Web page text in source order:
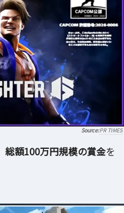
PR TIMES
総額100万円規模の賞金を